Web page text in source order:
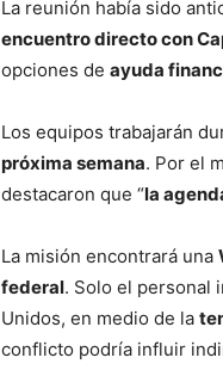
La reunión había sido
encuentro directo con
opciones de ayuda
Los equipos trabajarán
próxima semana. Por el
destacaron que “la
La misión encontrará una
federal. Solo el personal
Unidos, en medio de la
conflicto podría influir